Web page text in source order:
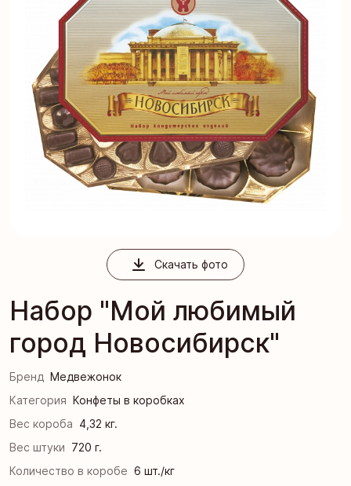
Скачать фото
Набор "Мой любимый
город Новосибирск"
Бренд Медвежонок
Категория Конфеты в коробках
Вес короба 4,32 кг.
Вес штуки 720 г.
Количество в коробе 6 шт./кг